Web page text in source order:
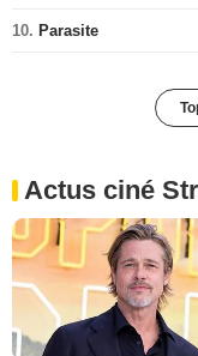
10. Parasite
Actus ciné